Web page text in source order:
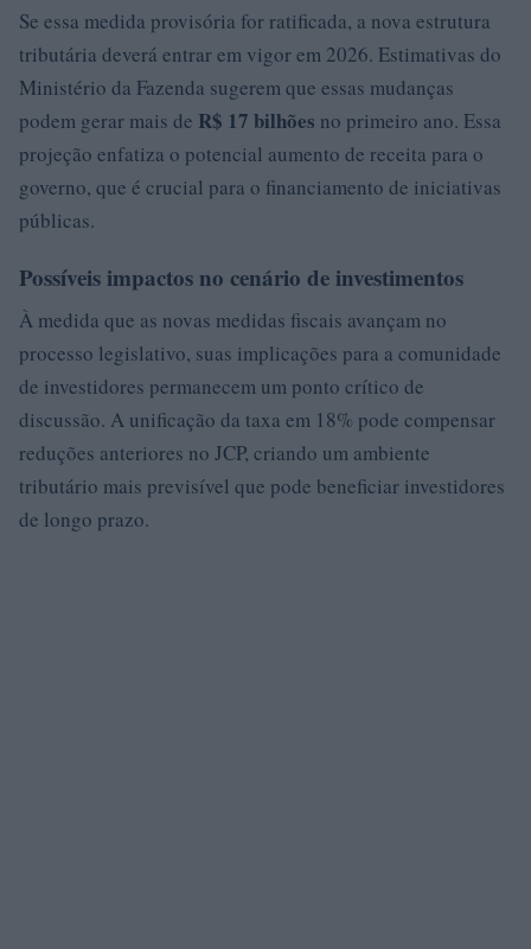
Se essa medida provisória for ratificada, a nova estrutura
tributária deverá entrar em vigor em 2026. Estimativas do
Ministério da Fazenda sugerem que essas mudanças
podem gerar mais de R$ 17 bilhões no primeiro ano. Essa
projeção enfatiza o potencial aumento de receita para o
governo, que é crucial para o financiamento de iniciativas
públicas.
Possíveis impactos no cenário de investimentos
À medida que as novas medidas fiscais avançam no
processo legislativo, suas implicações para a comunidade
de investidores permanecem um ponto crítico de
discussão. A unificação da taxa em 18% pode compensar
reduções anteriores no JCP, criando um ambiente
tributário mais previsível que pode beneficiar investidores
de longo prazo.